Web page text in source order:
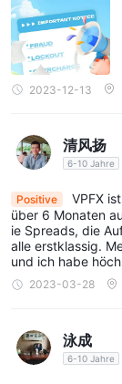
2023-12-13
清风扬
6-10 Jahre
Positive
VPFX
über 6 Monaten
ie Spreads, die
alle erstklassig.
und ich habe
gemacht. Alles in
Sie vertrauen
2023-03-28
泳成
6-10 Jahre